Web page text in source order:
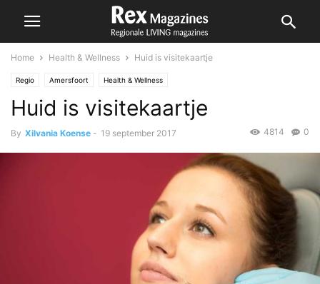
Home Health & Wellness Huid is visitekaartje
Regio Amersfoort Health & Wellness
Huid is visitekaartje
By Xilvania Koense - 19 september 2017 0
4814